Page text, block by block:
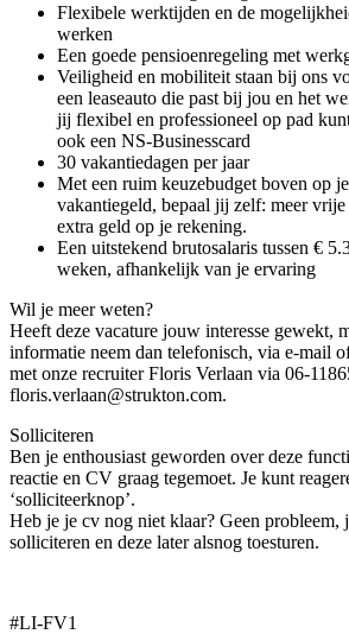
Flexibele werktijden en de
werken
Een goede pensioenregeling met
Veiligheid en mobiliteit staan bij ons
een leaseauto die past bij jou en het
jij flexibel en professioneel op pad
ook een NS-Businesscard
30 vakantiedagen per jaar
Met een ruim keuzebudget boven op
vakantiegeld, bepaal jij zelf: meer
extra geld op je rekening.
Een uitstekend brutosalaris tussen €
weken, afhankelijk van je ervaring
Wil je meer weten?
Heeft deze vacature jouw interesse gewekt,
informatie neem dan telefonisch, via e-mail
met onze recruiter Floris Verlaan via 06-
floris.verlaan@strukton.com.
Solliciteren
Ben je enthousiast geworden over deze
reactie en CV graag tegemoet. Je kunt
‘solliciteerknop’.
Heb je je cv nog niet klaar? Geen probleem,
solliciteren en deze later alsnog toesturen.
#LI-FV1